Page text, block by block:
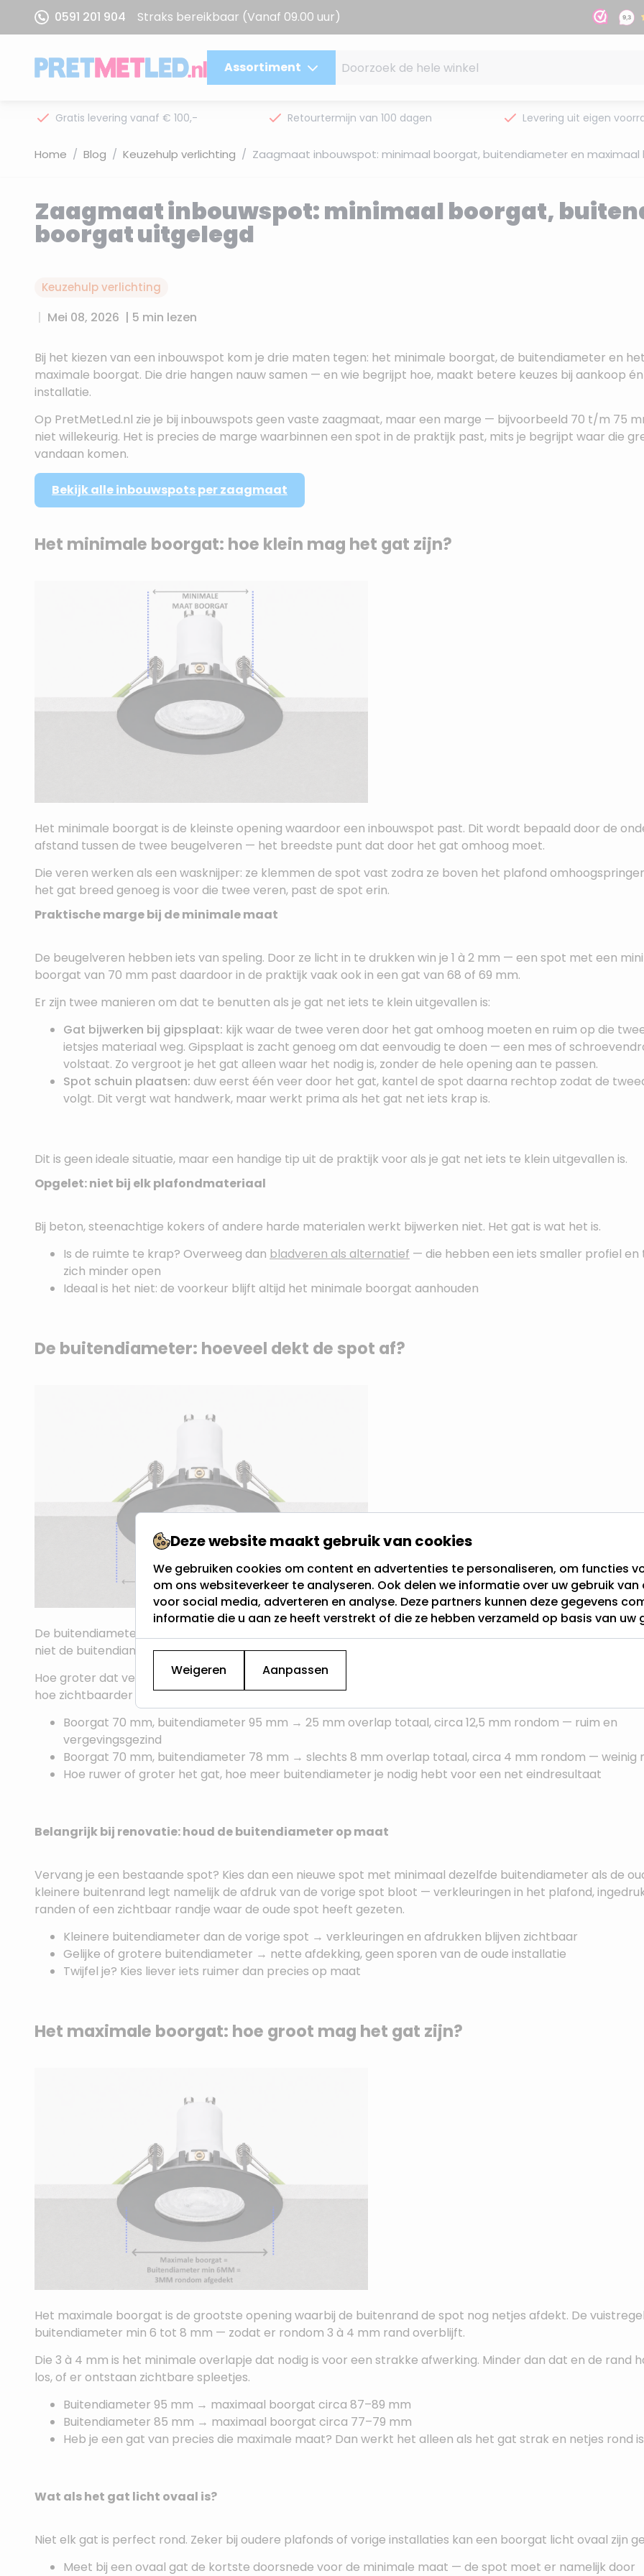
Ga naar de inhoud
0591 201 904 Straks bereikbaar (Vanaf 09.00 uur)
Assortiment
Gratis levering vanaf € 100,- Retourtermijn van 100 dagen Levering uit eigen
Home / Blog / Keuzehulp verlichting / Zaagmaat inbouwspot: minimaal boorgat, buitendiameter en
Zaagmaat inbouwspot: minimaal boorgat,
boorgat uitgelegd
Keuzehulp verlichting
| Mei 08, 2026 | 5 min lezen
Bij het kiezen van een inbouwspot kom je drie maten tegen: het minimale boorgat, de buitendiameter en het
maximale boorgat. Die drie hangen nauw samen — en wie begrijpt hoe, maakt betere keuzes bij aankoop én
installatie.
Op PretMetLed.nl zie je bij inbouwspots geen vaste zaagmaat, maar een marge — bijvoorbeeld 70 t/m 75
niet willekeurig. Het is precies de marge waarbinnen een spot in de praktijk past, mits je begrijpt waar die
vandaan komen.
Bekijk alle inbouwspots per zaagmaat
Het minimale boorgat: hoe klein mag het gat zijn?
Het minimale boorgat is de kleinste opening waardoor een inbouwspot past. Dit wordt bepaald door de
afstand tussen de twee beugelveren — het breedste punt dat door het gat omhoog moet.
Die veren werken als een wasknijper: ze klemmen de spot vast zodra ze boven het plafond
het gat breed genoeg is voor die twee veren, past de spot erin.
Praktische marge bij de minimale maat
De beugelveren hebben iets van speling. Door ze licht in te drukken win je 1 à 2 mm — een spot met een
boorgat van 70 mm past daardoor in de praktijk vaak ook in een gat van 68 of 69 mm.
Er zijn twee manieren om dat te benutten als je gat net iets te klein uitgevallen is:
Gat bijwerken bij gipsplaat: kijk waar de twee veren door het gat omhoog moeten en ruim op die
ietsjes materiaal weg. Gipsplaat is zacht genoeg om dat eenvoudig te doen — een mes of
volstaat. Zo vergroot je het gat alleen waar het nodig is, zonder de hele opening aan te passen.
Spot schuin plaatsen: duw eerst één veer door het gat, kantel de spot daarna rechtop zodat de
volgt. Dit vergt wat handwerk, maar werkt prima als het gat net iets krap is.
Dit is geen ideale situatie, maar een handige tip uit de praktijk voor als je gat net iets te klein uitgevallen is.
Opgelet: niet bij elk plafondmateriaal
Bij beton, steenachtige kokers of andere harde materialen werkt bijwerken niet. Het gat is wat het is.
Is de ruimte te krap? Overweeg dan bladveren als alternatief — die hebben een iets smaller profiel en
zich minder open
Ideaal is het niet: de voorkeur blijft altijd het minimale boorgat aanhouden
De buitendiameter: hoeveel dekt de spot af?
De buitendiameter is de totale breedte van de spot, inclusief de rand die zichtbaar over het plafond valt.
niet de buitendiameter op zich — maar hetverschiltussen de buitendiameter en de werkelijke maat van
Hoe groter dat verschil, hoe meer de spot afdekt rondom het gat. Hoe kleiner het verschil, hoe minder
hoe zichtbaarder oneffenheden worden.
Boorgat 70 mm, buitendiameter 95 mm → 25 mm overlap totaal, circa 12,5 mm rondom — ruim en
vergevingsgezind
Boorgat 70 mm, buitendiameter 78 mm → slechts 8 mm overlap totaal, circa 4 mm rondom — weinig
Hoe ruwer of groter het gat, hoe meer buitendiameter je nodig hebt voor een net eindresultaat
Belangrijk bij renovatie: houd de buitendiameter op maat
Vervang je een bestaande spot? Kies dan een nieuwe spot met minimaal dezelfde buitendiameter als de
kleinere buitenrand legt namelijk de afdruk van de vorige spot bloot — verkleuringen in het plafond,
randen of een zichtbaar randje waar de oude spot heeft gezeten.
Kleinere buitendiameter dan de vorige spot → verkleuringen en afdrukken blijven zichtbaar
Gelijke of grotere buitendiameter → nette afdekking, geen sporen van de oude installatie
Twijfel je? Kies liever iets ruimer dan precies op maat
Het maximale boorgat: hoe groot mag het gat zijn?
Het maximale boorgat is de grootste opening waarbij de buitenrand de spot nog netjes afdekt. De
buitendiameter min 6 tot 8 mm — zodat er rondom 3 à 4 mm rand overblijft.
Die 3 à 4 mm is het minimale overlapje dat nodig is voor een strakke afwerking. Minder dan dat en de rand
los, of er ontstaan zichtbare spleetjes.
Buitendiameter 95 mm → maximaal boorgat circa 87–89 mm
Buitendiameter 85 mm → maximaal boorgat circa 77–79 mm
Heb je een gat van precies die maximale maat? Dan werkt het alleen als het gat strak en netjes rond is
Wat als het gat licht ovaal is?
Niet elk gat is perfect rond. Zeker bij oudere plafonds of vorige installaties kan een boorgat licht ovaal zijn
Meet bij een ovaal gat de kortste doorsnede voor de minimale maat — de spot moet er namelijk door
Deze website maakt gebruik van cookies
We gebruiken cookies om content en advertenties te personaliseren, om functies
om ons websiteverkeer te analyseren. Ook delen we informatie over uw gebruik
voor social media, adverteren en analyse. Deze partners kunnen deze gegevens
informatie die u aan ze heeft verstrekt of die ze hebben verzameld op basis van uw
Weigeren Aanpassen